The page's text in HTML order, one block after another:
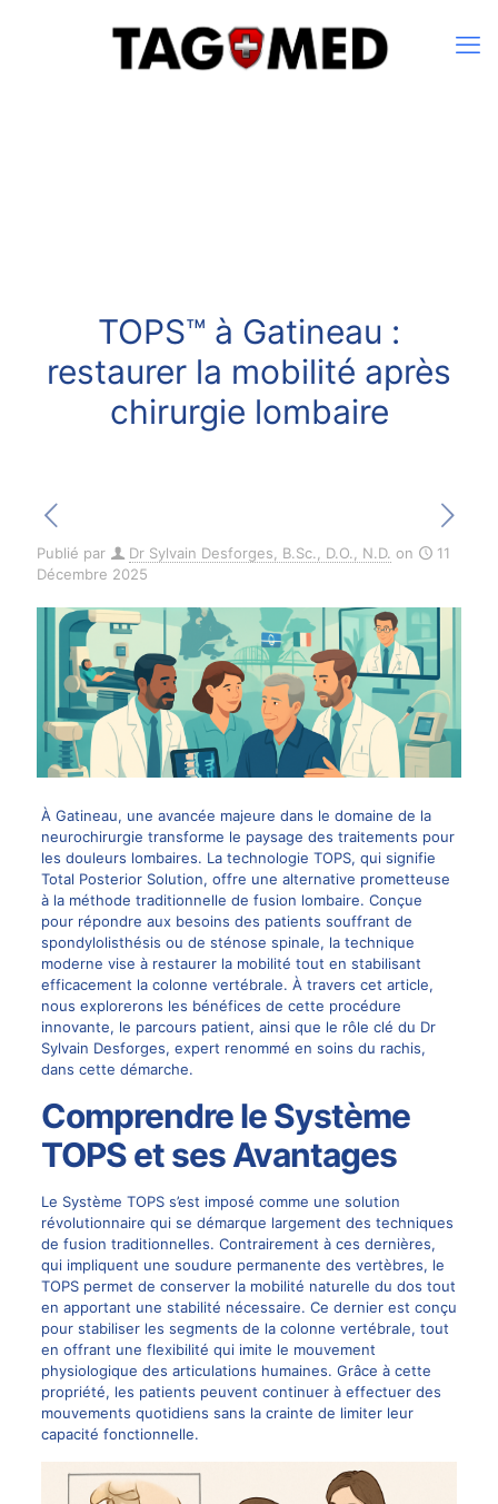
TOPS™ à Gatineau :
restaurer la mobilité après
chirurgie lombaire
Publié par Dr Sylvain Desforges, B.Sc., D.O., N.D. on
11
Décembre 2025
À Gatineau, une avancée majeure dans le domaine de la
neurochirurgie transforme le paysage des traitements pour
les douleurs lombaires. La technologie TOPS, qui signifie
Total Posterior Solution, offre une alternative prometteuse
à la méthode traditionnelle de fusion lombaire. Conçue
pour répondre aux besoins des patients souffrant de
spondylolisthésis ou de sténose spinale, la technique
moderne vise à restaurer la mobilité tout en stabilisant
efficacement la colonne vertébrale. À travers cet article,
nous explorerons les bénéfices de cette procédure
innovante, le parcours patient, ainsi que le rôle clé du Dr
Sylvain Desforges, expert renommé en soins du rachis,
dans cette démarche.
Comprendre le Système
TOPS et ses Avantages
Le Système TOPSs’est imposé comme une solution
révolutionnaire qui se démarque largement des techniques
de fusion traditionnelles. Contrairement à ces dernières,
qui impliquent une soudure permanente des vertèbres, le
TOPS permet de conserver la mobilité naturelle du dos tout
en apportant une stabilité nécessaire. Ce dernier est conçu
pour stabiliser les segments de la colonne vertébrale, tout
en offrant une flexibilité qui imite le mouvement
physiologique des articulations humaines. Grâce à cette
propriété, les patients peuvent continuer à effectuer des
mouvements quotidiens sans la crainte de limiter leur
capacité fonctionnelle.